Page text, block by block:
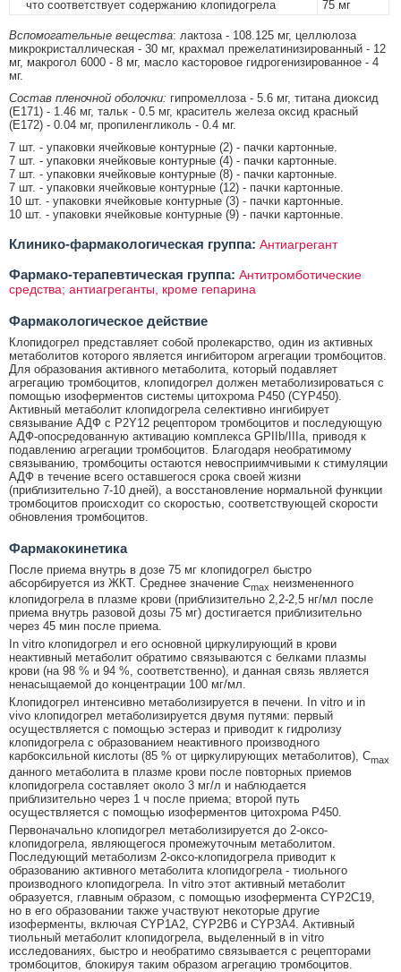
что соответствует содержанию клопидогрела 75 мг
Вспомогательные вещества: лактоза - 108.125 мг, целлюлоза
микрокристаллическая - 30 мг, крахмал прежелатинизированный - 12
мг, макрогол 6000 - 8 мг, масло касторовое гидрогенизированное - 4
мг.
Состав пленочной оболочки: гипромеллоза - 5.6 мг, титана диоксид
(Е171) - 1.46 мг, тальк - 0.5 мг, краситель железа оксид красный
(Е172) - 0.04 мг, пропиленгликоль - 0.4 мг.
7 шт. - упаковки ячейковые контурные (2) - пачки картонные.
7 шт. - упаковки ячейковые контурные (4) - пачки картонные.
7 шт. - упаковки ячейковые контурные (8) - пачки картонные.
7 шт. - упаковки ячейковые контурные (12) - пачки картонные.
10 шт. - упаковки ячейковые контурные (3) - пачки картонные.
10 шт. - упаковки ячейковые контурные (9) - пачки картонные.
Клинико-фармакологическая группа: Антиагрегант
Фармако-терапевтическая группа: Антитромботические
средства; антиагреганты, кроме гепарина
Фармакологическое действие
Клопидогрел представляет собой пролекарство, один из активных
метаболитов которого является ингибитором агрегации тромбоцитов.
Для образования активного метаболита, который подавляет
агрегацию тромбоцитов, клопидогрел должен метаболизироваться с
помощью изоферментов системы цитохрома Р450 (CYP450).
Активный метаболит клопидогрела селективно ингибирует
связывание АДФ с P2Y12 рецептором тромбоцитов и последующую
АДФ-опосредованную активацию комплекса GPIIb/IIIa, приводя к
подавлению агрегации тромбоцитов. Благодаря необратимому
связыванию, тромбоциты остаются невосприимчивыми к стимуляции
АДФ в течение всего оставшегося срока своей жизни
(приблизительно 7-10 дней), а восстановление нормальной функции
тромбоцитов происходит со скоростью, соответствующей скорости
обновления тромбоцитов.
Фармакокинетика
После приема внутрь в дозе 75 мг клопидогрел быстро
абсорбируется из ЖКТ. Среднее значение Сmax неизмененного
клопидогрела в плазме крови (приблизительно 2,2-2,5 нг/мл после
приема внутрь разовой дозы 75 мг) достигается приблизительно
через 45 мин после приема.
In vitro клопидогрел и его основной циркулирующий в крови
неактивный метаболит обратимо связываются с белками плазмы
крови (на 98 % и 94 %, соответственно), и данная связь является
ненасыщаемой до концентрации 100 мг/мл.
Клопидогрел интенсивно метаболизируется в печени. In vitro и in
vivo клопидогрел метаболизируется двумя путями: первый
осуществляется с помощью эстераз и приводит к гидролизу
клопидогрела с образованием неактивного производного
карбоксильной кислоты (85 % от циркулирующих метаболитов), Cmax
данного метаболита в плазме крови после повторных приемов
клопидогрела составляет около 3 мг/л и наблюдается
приблизительно через 1 ч после приема; второй путь
осуществляется с помощью изоферментов цитохрома Р450.
Первоначально клопидогрел метаболизируется до 2-оксо-
клопидогрела, являющегося промежуточным метаболитом.
Последующий метаболизм 2-оксо-клопидогрела приводит к
образованию активного метаболита клопидогрела - тиольного
производного клопидогрела. In vitro этот активный метаболит
образуется, главным образом, с помощью изофермента CYP2C19,
но в его образовании также участвуют некоторые другие
изоферменты, включая CYP1A2, CYP2B6 и CYP3A4. Активный
тиольный метаболит клопидогрела, выделенный в in vitro
исследованиях, быстро и необратимо связывается с рецепторами
тромбоцитов, блокируя таким образом агрегацию тромбоцитов.